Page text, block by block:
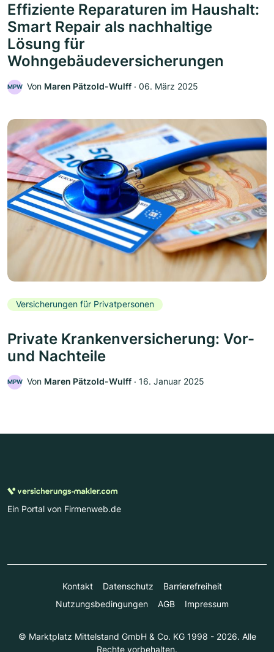
Effiziente Reparaturen im Haushalt:
Smart Repair als nachhaltige
Lösung für
Wohngebäudeversicherungen
MPW Von Maren Pätzold-Wulff ‧ 06. März 2025
Versicherungen für Privatpersonen
Private Krankenversicherung: Vor-
und Nachteile
MPW Von Maren Pätzold-Wulff ‧ 16. Januar 2025
Ein Portal von Firmenweb.de
Kontakt Datenschutz
Barrierefreiheit
Nutzungsbedingungen
AGB Impressum
© Marktplatz Mittelstand GmbH & Co. KG 1998 - 2026. Alle
Rechte vorbehalten.